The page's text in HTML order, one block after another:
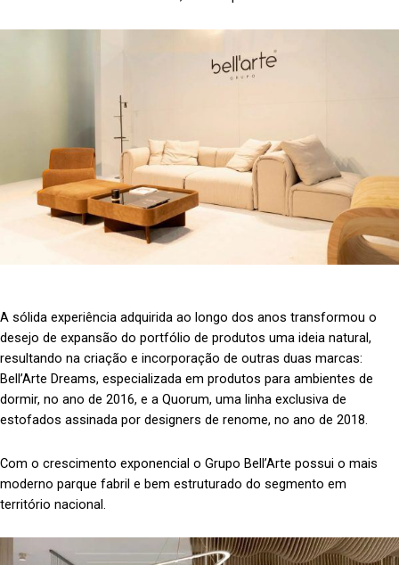
A sólida experiência adquirida ao longo dos anos transformou o
desejo de expansão do portfólio de produtos uma ideia natural,
resultando na criação e incorporação de outras duas marcas:
Bell’Arte Dreams, especializada em produtos para ambientes de
dormir, no ano de 2016, e a Quorum, uma linha exclusiva de
estofados assinada por designers de renome, no ano de 2018.
Com o crescimento exponencial o Grupo Bell’Arte possui o mais
moderno parque fabril e bem estruturado do segmento em
território nacional.